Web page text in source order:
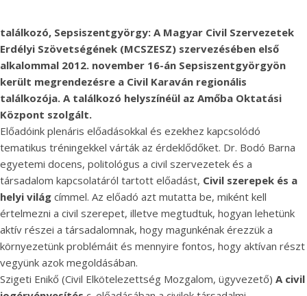
találkozó, Sepsiszentgyörgy: A Magyar Civil Szervezetek
Erdélyi Szövetségének (MCSZESZ) szervezésében első
alkalommal 2012. november 16-án Sepsiszentgyörgyön
került megrendezésre a Civil Karaván regionális
találkozója. A találkozó helyszínéül az Amőba Oktatási
Központ szolgált.
Előadóink plenáris előadásokkal és ezekhez kapcsolódó
tematikus tréningekkel várták az érdeklődőket. Dr. Bodó Barna
egyetemi docens, politológus a civil szervezetek és a
társadalom kapcsolatáról tartott előadást, Civil szerepek és a
helyi világ címmel. Az előadó azt mutatta be, miként kell
értelmezni a civil szerepet, illetve megtudtuk, hogyan lehetünk
aktív részei a társadalomnak, hogy magunkénak érezzük a
környezetünk problémáit és mennyire fontos, hogy aktívan részt
vegyünk azok megoldásában.
Szigeti Enikő (Civil Elkötelezettség Mozgalom, ügyvezető) A civil